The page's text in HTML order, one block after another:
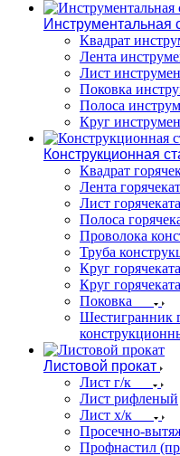
Инструментальная
Квадрат
Лента
Лист
Поковка
Полоса
Круг
Конструкционная
Квадрат
Лента
Лист
Полоса
Проволока
Труба
Круг
Круг
Поковка
Шестигранник
Листовой прокат
Лист г/к
Лист рифленый
Лист х/к
Просечно-
Профнастил